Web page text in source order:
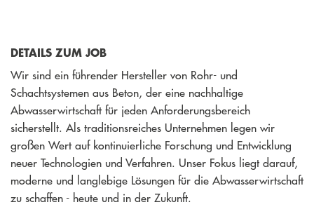
DETAILS ZUM JOB
Wir sind ein führender Hersteller von Rohr- und
Schachtsystemen aus Beton, der eine nachhaltige
Abwasserwirtschaft für jeden Anforderungsbereich
sicherstellt. Als traditionsreiches Unternehmen legen wir
großen Wert auf kontinuierliche Forschung und Entwicklung
neuer Technologien und Verfahren. Unser Fokus liegt darauf,
moderne und langlebige Lösungen für die Abwasserwirtschaft
zu schaffen - heute und in der Zukunft.